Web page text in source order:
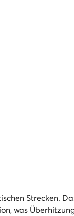
Strecken.
was